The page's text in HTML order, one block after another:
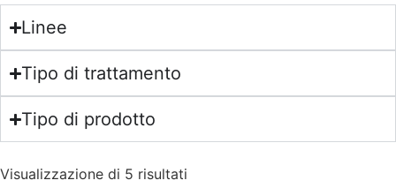
Linee
Tipo di trattamento
Tipo di prodotto
Visualizzazione di 5 risultati